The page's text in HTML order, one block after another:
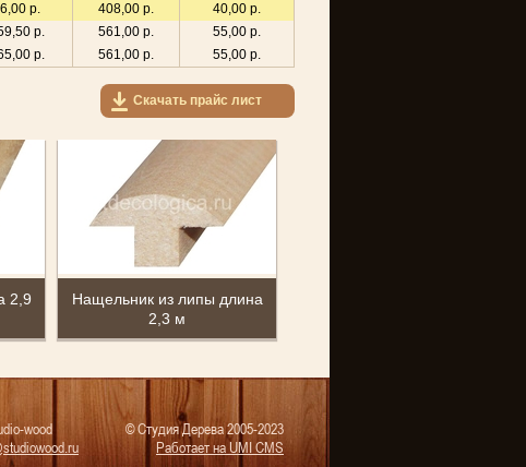
р. 408,00 р.
40,00 р.
р. 561,00 р.
55,00 р.
р. 561,00 р. 55,00 р.
Скачать прайс лист
2,9
Нащельник из липы длина
2,3 м
wood
© Студия Дерева 2005-2023
Работает на UMI CMS